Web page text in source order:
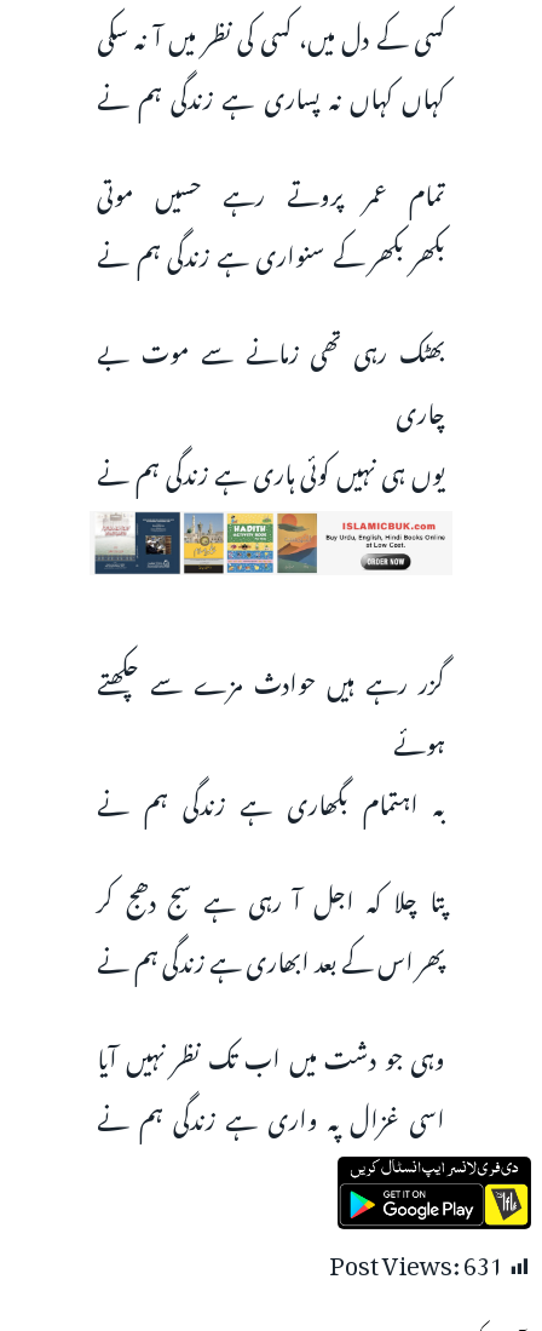
کسی کے دل میں، کسی کی نظر میں آ نہ سکی
کہاں کہاں نہ پساری ہے زندگی ہم نے
تمام عمر پروتے رہے حسیں موتی
بکھر بکھر کے سنواری ہے زندگی ہم نے
بھٹک رہی تھی زمانے سے موت بے
چاری
یوں ہی نہیں کوئی ہاری ہے زندگی ہم نے
گزر رہے ہیں حوادث مزے سے چکھتے
ہوئے
بہ اہتمام بگھاری ہے زندگی ہم نے
پتا چلا کہ اجل آ رہی ہے سج دھج کر
پھر اس کے بعد ابھاری ہے زندگی ہم نے
وہی جو دشت میں اب تک نظر نہیں آیا
اسی غزال پہ واری ہے زندگی ہم نے
Post Views:631